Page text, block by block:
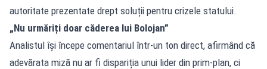
autoritate prezentate drept soluții pentru crizele statului.
„Nu urmăriți doar căderea lui Bolojan”
Analistul își începe comentariul într-un ton direct, afirmând că
adevărata miză nu ar fi dispariția unui lider din prim-plan, ci